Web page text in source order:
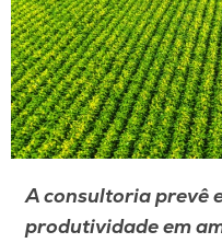
A consultoria prevê
produtividade em